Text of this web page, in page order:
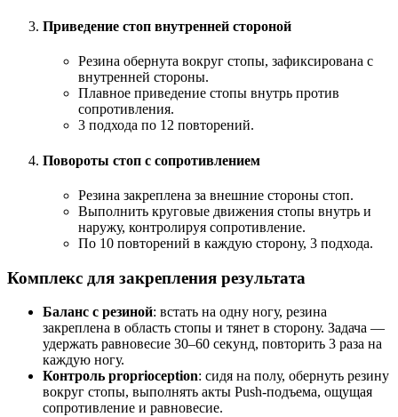
Приведение стоп внутренней стороной
Резина обернута вокруг стопы, зафиксирована с
внутренней стороны.
Плавное приведение стопы внутрь против
сопротивления.
3 подхода по 12 повторений.
Повороты стоп с сопротивлением
Резина закреплена за внешние стороны стоп.
Выполнить круговые движения стопы внутрь и
наружу, контролируя сопротивление.
По 10 повторений в каждую сторону, 3 подхода.
Комплекс для закрепления результата
Баланс с резиной: встать на одну ногу, резина
закреплена в область стопы и тянет в сторону. Задача —
удержать равновесие 30–60 секунд, повторить 3 раза на
каждую ногу.
Контроль proprioception: сидя на полу, обернуть резину
вокруг стопы, выполнять акты Push-подъема, ощущая
сопротивление и равновесие.